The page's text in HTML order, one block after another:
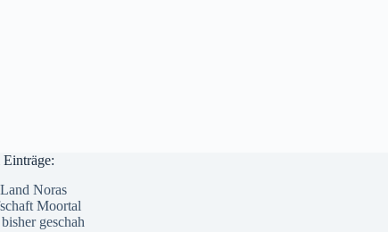
Noras
Moortal
geschah